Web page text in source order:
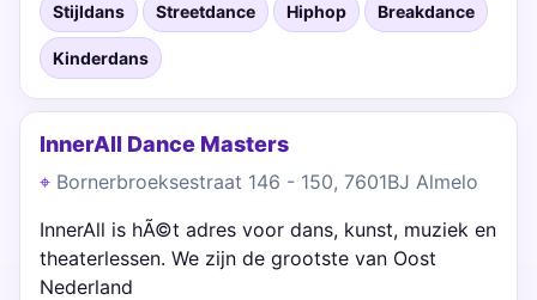
Stijldans Streetdance Hiphop Breakdance
Kinderdans
InnerAll Dance Masters
Bornerbroeksestraat 146 - 150, 7601BJ Almelo
InnerAll is hÃ©t adres voor dans, kunst, muziek en
theaterlessen. We zijn de grootste van Oost
Nederland